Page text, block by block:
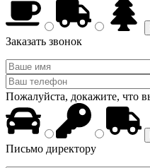
Заказать звонок
Пожалуйста, докажите, что
Письмо директору